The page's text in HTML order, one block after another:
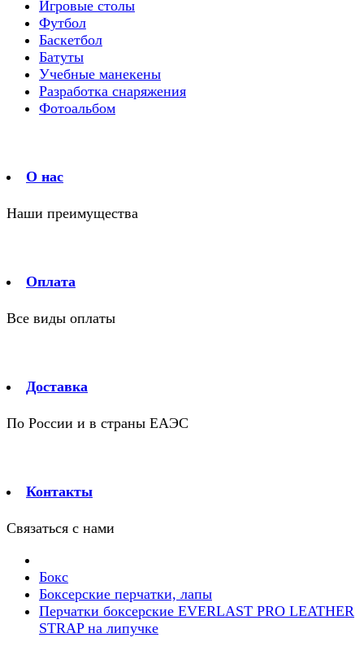
Игровые столы
Футбол
Баскетбол
Батуты
Учебные манекены
Разработка снаряжения
Фотоальбом
О нас
Наши преимущества
Оплата
Все виды оплаты
Доставка
По России и в страны ЕАЭС
Контакты
Связаться с нами
Бокс
Боксерские перчатки, лапы
Перчатки боксерские EVERLAST PRO LEATHER
STRAP на липучке